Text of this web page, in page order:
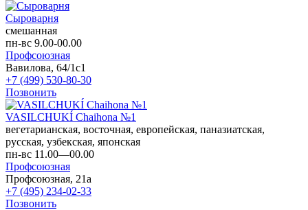
Сыроварня
смешанная
пн-вс 9.00-00.00
Профсоюзная
Вавилова, 64/1с1
+7 (499) 530-80-30
Позвонить
VASILCHUKÍ Chaihona №1
вегетарианская, восточная, европейская, паназиатская,
русская, узбекская, японская
пн-вс 11.00—00.00
Профсоюзная
Профсоюзная, 21а
+7 (495) 234-02-33
Позвонить